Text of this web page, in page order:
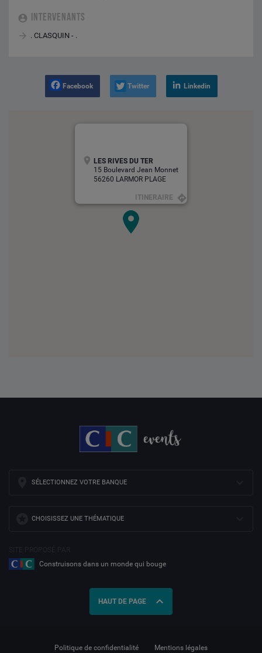
INTERVENANTS
. CLASQUIN - .
Facebook Twitter Linkedin
LES RIVES DU TER
15 Boulevard Jean Monnet
56260 LARMOR PLAGE
ITINERAIRE
SÉLECTIONNEZ VOTRE BANQUE
CHOISISSEZ UNE THÉMATIQUE
Construisons dans un monde qui bouge
HAUT DE PAGE expand_less
Politique de confidentialité Mentions légales